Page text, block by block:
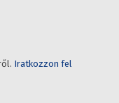
Iratkozzon fel